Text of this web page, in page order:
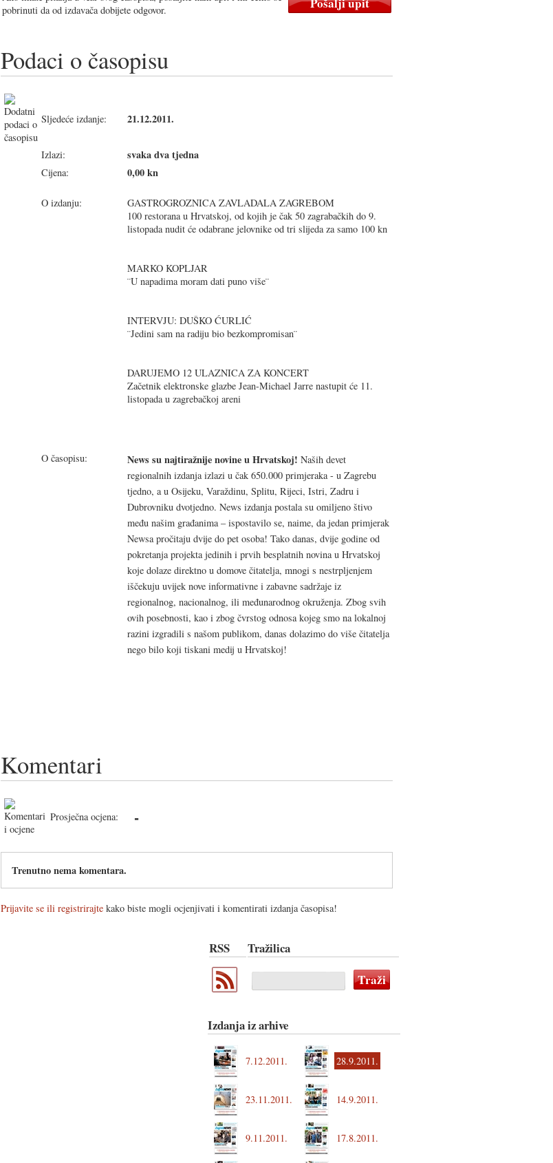
pobrinuti da od izdavača dobijete odgovor.
Podaci o časopisu
Sljedeće izdanje: 21.12.2011.
Izlazi: svaka dva tjedna
Cijena: 0,00 kn
O izdanju:
GASTROGROZNICA ZAVLADALA ZAGREBOM
100 restorana u Hrvatskoj, od kojih je čak 50 zagrabačkih do 9.
listopada nudit će odabrane jelovnike od tri slijeda za samo 100 kn
MARKO KOPLJAR
¨U napadima moram dati puno više¨
INTERVJU: DUŠKO ĆURLIĆ
¨Jedini sam na radiju bio bezkompromisan¨
DARUJEMO 12 ULAZNICA ZA KONCERT
Začetnik elektronske glazbe Jean-Michael Jarre nastupit će 11.
listopada u zagrebačkoj areni
O časopisu: News su najtiražnije novine u Hrvatskoj! Naših devet
regionalnih izdanja izlazi u čak 650.000 primjeraka - u Zagrebu
tjedno, a u Osijeku, Varaždinu, Splitu, Rijeci, Istri, Zadru i
Dubrovniku dvotjedno. News izdanja postala su omiljeno štivo
među našim građanima – ispostavilo se, naime, da jedan primjerak
Newsa pročitaju dvije do pet osoba! Tako danas, dvije godine od
pokretanja projekta jedinih i prvih besplatnih novina u Hrvatskoj
koje dolaze direktno u domove čitatelja, mnogi s nestrpljenjem
iščekuju uvijek nove informativne i zabavne sadržaje iz
regionalnog, nacionalnog, ili međunarodnog okruženja. Zbog svih
ovih posebnosti, kao i zbog čvrstog odnosa kojeg smo na lokalnoj
razini izgradili s našom publikom, danas dolazimo do više čitatelja
nego bilo koji tiskani medij u Hrvatskoj!
Komentari
Prosječna ocjena: -
Trenutno nema komentara.
Prijavite se ili registrirajte kako biste mogli ocjenjivati i komentirati izdanja časopisa!
RSS Tražilica
Izdanja iz arhive
7.12.2011. 28.9.2011.
23.11.2011. 14.9.2011.
9.11.2011. 17.8.2011.